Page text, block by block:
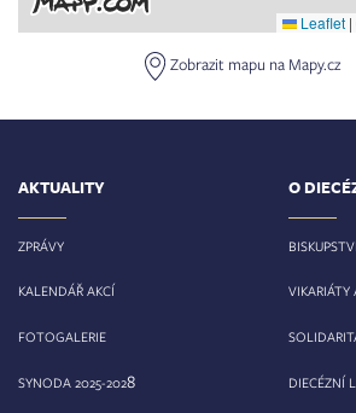
Leaflet |
Zobrazit mapu na Mapy.cz
AKTUALITY
ZPRÁVY
KALENDÁŘ AKCÍ
FOTOGALERIE
SYNODA 2025-2028
O
VIKARIÁTY
DIECÉZNÍ